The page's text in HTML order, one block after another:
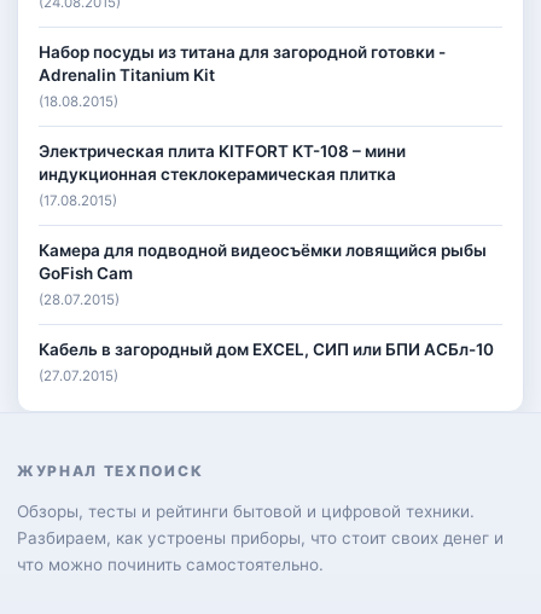
Набор посуды из титана для загородной готовки -
Adrenalin Titanium Kit
(18.08.2015)
Электрическая плита KITFORT КТ-108 – мини
индукционная стеклокерамическая плитка
(17.08.2015)
Камера для подводной видеосъёмки ловящийся рыбы
GoFish Cam
(28.07.2015)
Кабель в загородный дом EXCEL, СИП или БПИ АСБл-10
(27.07.2015)
ЖУРНАЛ ТЕХПОИСК
Обзоры, тесты и рейтинги бытовой и цифровой техники.
Разбираем, как устроены приборы, что стоит своих денег и
что можно починить самостоятельно.